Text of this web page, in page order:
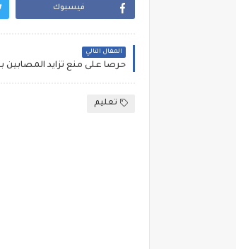
فيسبوك
المقال التالي
حرصا على منع تزايد المصابين
تعليم